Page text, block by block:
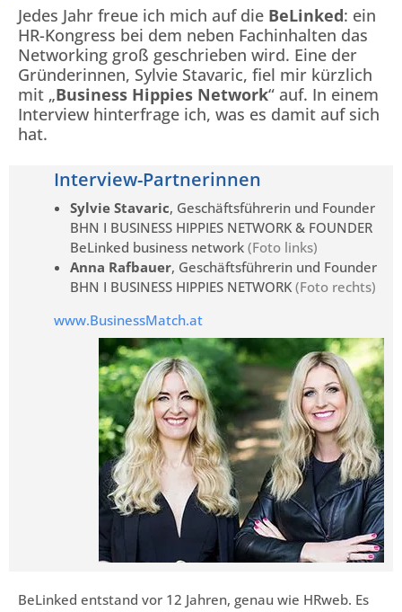
Jedes Jahr freue ich mich auf die BeLinked: ein
HR-Kongress bei dem neben Fachinhalten das
Networking groß geschrieben wird. Eine der
Gründerinnen, Sylvie Stavaric, fiel mir kürzlich
mit „Business Hippies Network“ auf. In einem
Interview hinterfrage ich, was es damit auf sich
hat.
Interview-Partnerinnen
Sylvie Stavaric, Geschäftsführerin und Founder
BHN I BUSINESS HIPPIES NETWORK & FOUNDER
BeLinked business network (Foto links)
Anna Rafbauer, Geschäftsführerin und Founder
BHN I BUSINESS HIPPIES NETWORK (Foto rechts)
www.BusinessMatch.at
BeLinked entstand vor 12 Jahren, genau wie HRweb. Es